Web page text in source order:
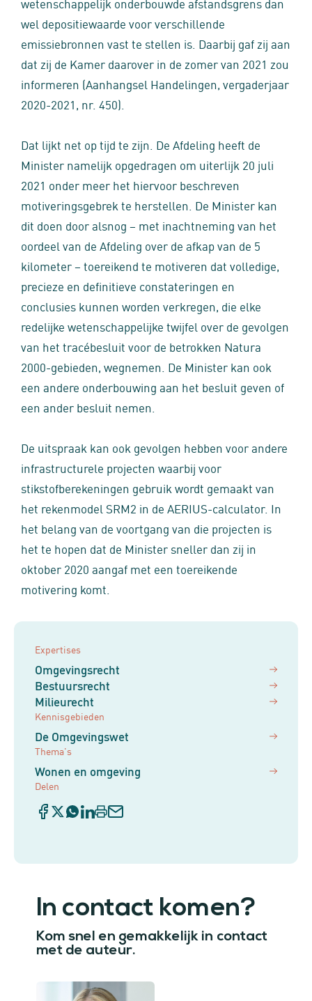
wel depositiewaarde voor verschillende
emissiebronnen vast te stellen is. Daarbij gaf zij aan
dat zij de Kamer daarover in de zomer van 2021 zou
informeren (Aanhangsel Handelingen, vergaderjaar
2020-2021, nr. 450).
Dat lijkt net op tijd te zijn. De Afdeling heeft de
Minister namelijk opgedragen om uiterlijk 20 juli
2021 onder meer het hiervoor beschreven
motiveringsgebrek te herstellen. De Minister kan
dit doen door alsnog – met inachtneming van het
oordeel van de Afdeling over de afkap van de 5
kilometer – toereikend te motiveren dat volledige,
precieze en definitieve constateringen en
conclusies kunnen worden verkregen, die elke
redelijke wetenschappelijke twijfel over de gevolgen
van het tracébesluit voor de betrokken Natura
2000-gebieden, wegnemen. De Minister kan ook
een andere onderbouwing aan het besluit geven of
een ander besluit nemen.
De uitspraak kan ook gevolgen hebben voor andere
infrastructurele projecten waarbij voor
stikstofberekeningen gebruik wordt gemaakt van
het rekenmodel SRM2 in de AERIUS-calculator. In
het belang van de voortgang van die projecten is
het te hopen dat de Minister sneller dan zij in
oktober 2020 aangaf met een toereikende
motivering komt.
Expertises
Omgevingsrecht
Bestuursrecht
Milieurecht
Kennisgebieden
De Omgevingswet
Thema's
Wonen en omgeving
Delen
In contact komen?
Kom snel en gemakkelijk in contact
met de auteur.